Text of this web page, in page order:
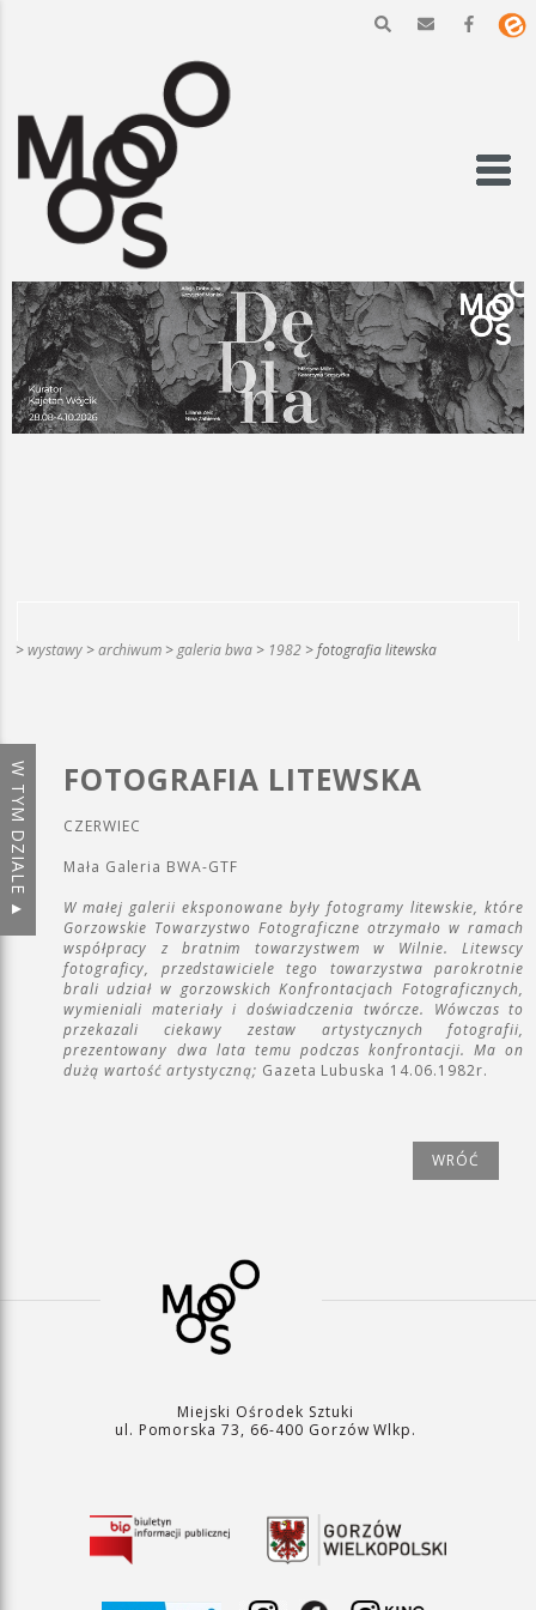
>wystawy >archiwum >galeria bwa > 1982 > fotografia litewska
FOTOGRAFIA LITEWSKA
CZERWIEC
Mała Galeria BWA-GTF
W małej galerii eksponowane były fotogramy litewskie, które
Gorzowskie Towarzystwo Fotograficzne otrzymało w ramach
współpracy z bratnim towarzystwemw Wilnie. Litewscy
fotograficy, przedstawiciele tego towarzystwa parokrotnie
brali udziałw gorzowskich Konfrontacjach Fotograficznych,
wymieniali materiały i doświadczenia twórcze. Wówczas to
przekazali ciekawy zestaw artystycznych fotografii,
prezentowany dwa lata temu podczas konfrontacji. Ma on
dużą wartość artystyczną; Gazeta Lubuska 14.06.1982r.
WRÓĆ
Miejski Ośrodek Sztuki
ul. Pomorska 73, 66-400 Gorzów Wlkp.